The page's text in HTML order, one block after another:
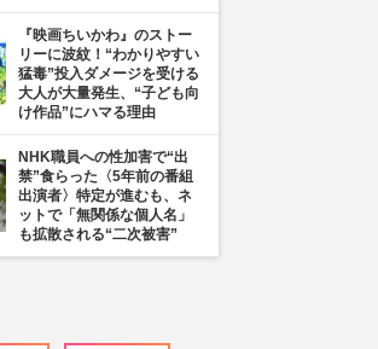
『映画ちいかわ』のストー
リーに波紋！“わかりやすい
猛毒”投入ダメージを受ける
大人が大量発生、“子ども向
け作品”にハマる理由
NHK職員への性加害で“出
禁”食らった〈5年前の番組
出演者〉特定が進むも、ネ
ットで「無関係な個人名」
も拡散される“二次被害”